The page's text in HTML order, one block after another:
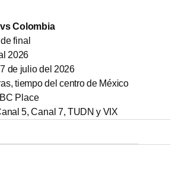
Colombia
final
2026
de julio del 2026
tiempo del centro de México
Place
5, Canal 7, TUDN y VIX